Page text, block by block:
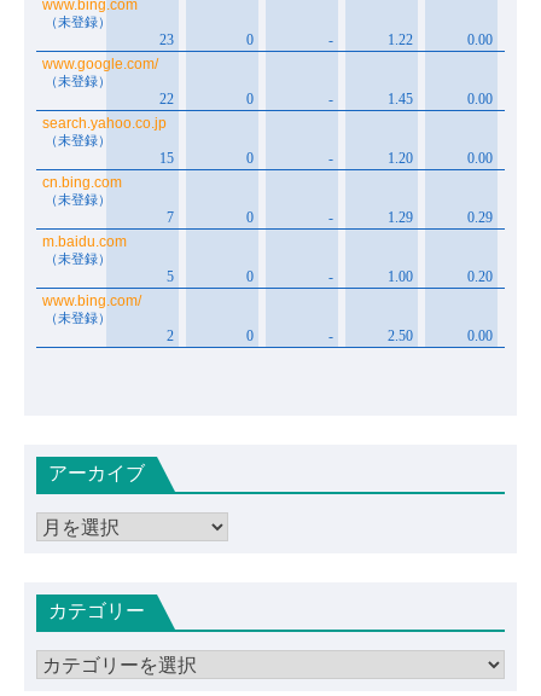
アーカイブ
ア
イカテゴリー
カ